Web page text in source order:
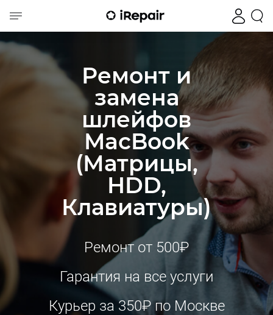
Ремонт и
замена
шлейфов
MacBook
(Матрицы,
HDD,
Клавиатуры)
Ремонт от 500₽
Гарантия на все услуги
Курьер за 350₽ по Москве